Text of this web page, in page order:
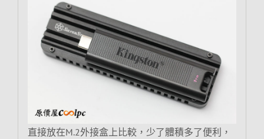
直接放在M.2外接盒上比較，少了體積多了便利，